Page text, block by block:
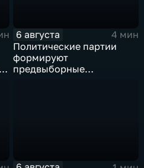
6 августа
4 мин
Политические партии
формируют
предвыборные